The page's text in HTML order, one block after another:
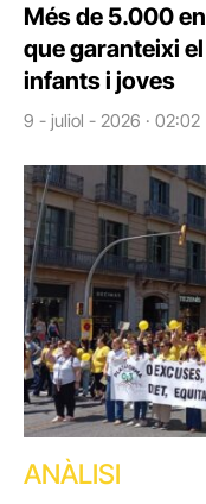
Més de 5.000
que garanteixi
infants i joves
9 - juliol - 2026 · 02:02
ANÀLISI